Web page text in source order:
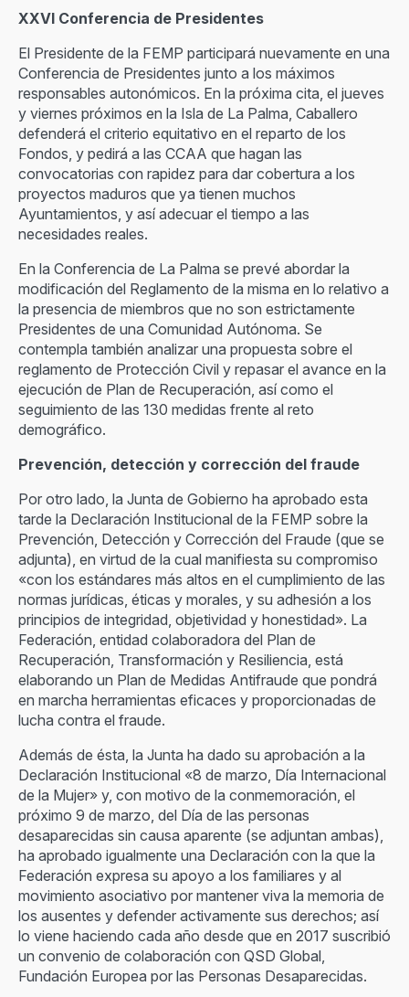
XXVI Conferencia de Presidentes
El Presidente de la FEMP participará nuevamente en una
Conferencia de Presidentes junto a los máximos
responsables autonómicos. En la próxima cita, el jueves
y viernes próximos en la Isla de La Palma, Caballero
defenderá el criterio equitativo en el reparto de los
Fondos, y pedirá a las CCAA que hagan las
convocatorias con rapidez para dar cobertura a los
proyectos maduros que ya tienen muchos
Ayuntamientos, y así adecuar el tiempo a las
necesidades reales.
En la Conferencia de La Palma se prevé abordar la
modificación del Reglamento de la misma en lo relativo a
la presencia de miembros que no son estrictamente
Presidentes de una Comunidad Autónoma. Se
contempla también analizar una propuesta sobre el
reglamento de Protección Civil y repasar el avance en la
ejecución de Plan de Recuperación, así como el
seguimiento de las 130 medidas frente al reto
demográfico.
Prevención, detección y corrección del fraude
Por otro lado, la Junta de Gobierno ha aprobado esta
tarde la Declaración Institucional de la FEMP sobre la
Prevención, Detección y Corrección del Fraude (que se
adjunta), en virtud de la cual manifiesta su compromiso
«con los estándares más altos en el cumplimiento de las
normas jurídicas, éticas y morales, y su adhesión a los
principios de integridad, objetividad y honestidad». La
Federación, entidad colaboradora del Plan de
Recuperación, Transformación y Resiliencia, está
elaborando un Plan de Medidas Antifraude que pondrá
en marcha herramientas eficaces y proporcionadas de
lucha contra el fraude.
Además de ésta, la Junta ha dado su aprobación a la
Declaración Institucional «8 de marzo, Día Internacional
de la Mujer» y, con motivo de la conmemoración, el
próximo 9 de marzo, del Día de las personas
desaparecidas sin causa aparente (se adjuntan ambas),
ha aprobado igualmente una Declaración con la que la
Federación expresa su apoyo a los familiares y al
movimiento asociativo por mantener viva la memoria de
los ausentes y defender activamente sus derechos; así
lo viene haciendo cada año desde que en 2017 suscribió
un convenio de colaboración con QSD Global,
Fundación Europea por las Personas Desaparecidas.